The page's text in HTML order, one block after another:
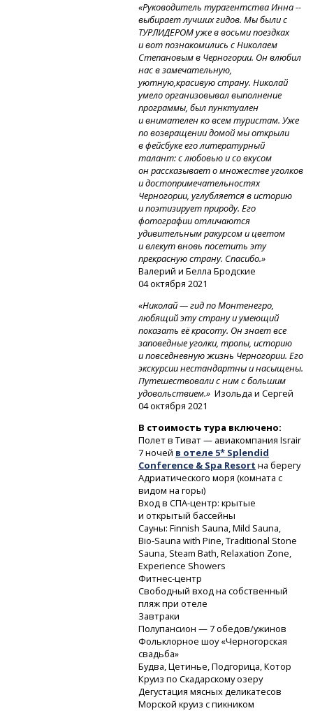
«Руководитель турагентства Инна --
выбирает лучших гидов. Мы были с
ТУРЛИДЕРОМ уже в восьми поездках
и вот познакомились с Николаем
Степановым в Черногории. Он влюбил
нас в замечательную,
уютную,красивую страну. Николай
умело организовывал выполнение
программы, был пунктуален
и внимателен ко всем туристам. Уже
по возвращении домой мы открыли
в фейсбуке его литературный
талант: с любовью и со вкусом
он рассказывает о множестве уголков
и достопримечательностях
Черногории, углубляется в историю
и поэтизирует природу. Его
фотографии отличаются
удивительным ракурсом и цветом
и влекут вновь посетить эту
прекрасную страну. Спасибо.»
Валерий и Белла Бродские
04 октября 2021
«Николай — гид по Монтенегро,
любящий эту страну и умеющий
показать её красоту. Он знает все
заповедные уголки, тропы, историю
и повседневную жизнь Черногории. Его
экскурсии нестандартны и насыщены.
Путешествовали с ним с большим
удовольствием.» Изольда и Сергей
04 октября 2021
В стоимость тура включено:
Полет в Тиват — авиакомпания Israir
7 ночей в отеле 5* Splendid
Conference & Spa Resort на берегу
Адриатического моря (комната с
видом на горы)
Входв СПА-центр: крытые
и открытый бассейны
Сауны: Finnish Sauna, Mild Sauna,
Bio-Sauna with Pine, Traditional Stone
Sauna, Steam Bath, Relaxation Zone,
Experience Showers
Фитнес-центр
Свободный вход на собственный
пляж при отеле
Завтраки
Полупансион — 7 обедов/ужинов
Фольклорное шоу «Черногорская
свадьба»
Будва, Цетинье, Подгорица, Котор
Круиз по Скадарскому озеру
Дегустация мясных деликатесов
Морской круиз с пикником